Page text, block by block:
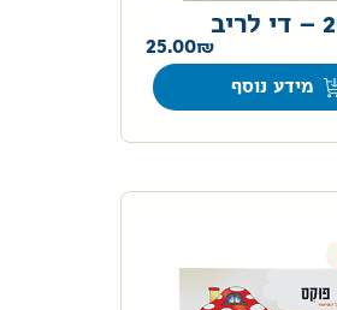
25.00
מידע נוסף